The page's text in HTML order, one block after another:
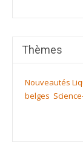
Thèmes
Nouveautés
belges